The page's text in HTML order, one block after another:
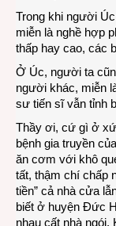
Trong khi người
miễn là nghề hợp
thấp hay cao, các
Ở Úc, người ta
người khác, miễn
sư tiến sĩ vẫn tỉnh
Thầy ơi, cứ gì ở
bệnh gia truyền
ăn cơm với khô
tất, thậm chí chấp
tiền” cả nhà cửa
biết ở huyện Đức
nhau cất nhà